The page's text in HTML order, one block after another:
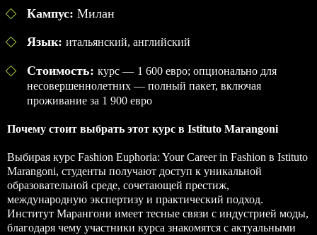
Кампус: Милан
Язык: итальянский, английский
Стоимость: курс — 1 600 евро; опционально для
несовершеннолетних — полный пакет, включая
проживание за 1 900 евро
Почему стоит выбрать этот курс в Istituto Marangoni
Выбирая курс Fashion Euphoria: Your Career in Fashion в Istituto
Marangoni, студенты получают доступ к уникальной
образовательной среде, сочетающей престиж,
международную экспертизу и практический подход.
Институт Марангони имеет тесные связи с индустрией моды,
благодаря чему участники курса знакомятся с актуальными